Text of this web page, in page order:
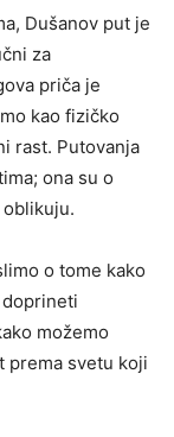
Dušanov put je
za
priča je
kao fizičko
rast. Putovanja
ona su o
o tome kako
možemo
prema svetu koji